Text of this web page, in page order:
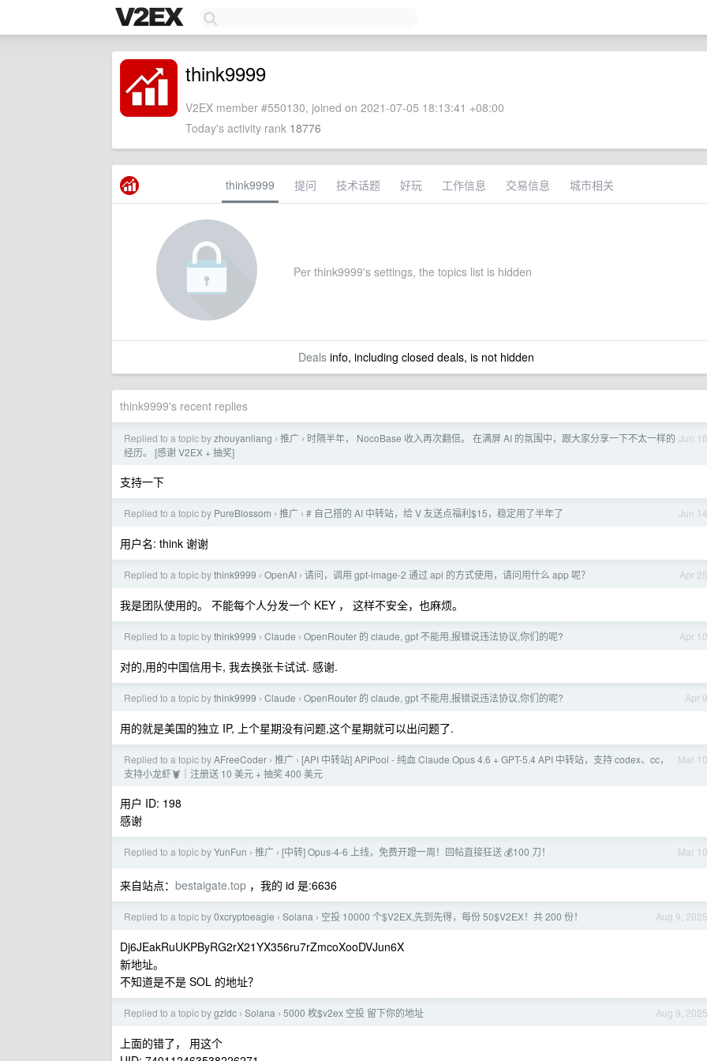
think9999
V2EX member #550130, joined on 2021-07-05 18:13:41 +08:00
Today's activity rank 18776
think9999 提问 技术话题 好玩 工作信息 交易信息 城市相关
Per think9999's settings, the topics list is hidden
Dealsinfo, including closed deals, is not hidden
think9999's recent replies
Jun 16
Replied to a topic byzhouyanliang › 推广 › 时隔半年， NocoBase 收入再次翻倍。 在满屏 AI 的氛围中，跟大家分享一下不太一样的
经历。 [感谢 V2EX + 抽奖]
支持一下
Jun 14
Replied to a topic by PureBlossom › 推广 › # 自己搭的 AI 中转站，给 V 友送点福利$15，稳定用了半年了
用户名: think 谢谢
Apr 25
Replied to a topic bythink9999 › OpenAI › 请问，调用 gpt-image-2 通过 api 的方式使用，请问用什么 app 呢？
我是团队使用的。 不能每个人分发一个 KEY ， 这样不安全，也麻烦。
Apr 10
Replied to a topic bythink9999 › Claude › OpenRouter 的 claude, gpt 不能用,报错说违法协议,你们的呢?
对的,用的中国信用卡, 我去换张卡试试. 感谢.
Apr 9
Replied to a topic bythink9999 › Claude › OpenRouter 的 claude, gpt 不能用,报错说违法协议,你们的呢?
用的就是美国的独立 IP, 上个星期没有问题,这个星期就可以出问题了.
Mar 10
Replied to a topic byAFreeCoder › 推广 › [API 中转站] APIPool - 纯血 Claude Opus 4.6 + GPT-5.4 API 中转站，支持 codex、cc，
支持小龙虾🦞｜注册送 10 美元 + 抽奖 400 美元
用户 ID: 198
感谢
Mar 10
Replied to a topic byYunFun › 推广 › [中转] Opus-4-6 上线，免费开蹬一周！回帖直接狂送 💰100 刀！
来自站点： bestaigate.top ，我的 id 是:6636
Aug 9, 2025
Replied to a topic by0xcryptoeagle › Solana › 空投 10000 个$V2EX,先到先得，每份 50$V2EX！共 200 份！
Dj6JEakRuUKPByRG2rX21YX356ru7rZmcoXooDVJun6X
新地址。
不知道是不是 SOL 的地址？
Aug 9, 2025
Replied to a topic bygzldc › Solana › 5000 枚$v2ex 空投 留下你的地址
上面的错了， 用这个